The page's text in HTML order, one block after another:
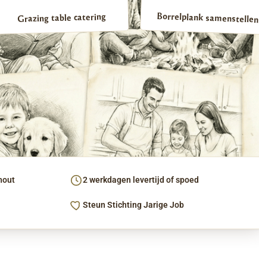
Grazing table catering Borrelplank samenstellen
2 werkdagen levertijd of spoed
Steun Stichting Jarige Job